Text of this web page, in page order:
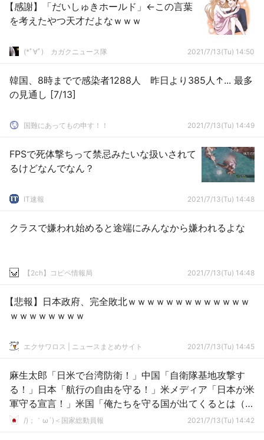
【感謝】「だいしゅきホールド」←この言葉
を考えたやつ天才だよなｗｗｗ
(*ﾟ∀ﾟ)ゞカガクニュース隊 2021/7/13(Tu) 14:50
韓国、8時までで感染者1288人 昨日より385人↑... 最多
の見通し [7/13]
国難にあってもの申す！！ 2021/7/13(Tu) 14:49
FPSで死体撃ちって禁忌みたいな扱いされて
るけどなんでなん？
IT速報 2021/7/13(Tu) 14:48
クラスで嫌われ始めると途端にみんなから嫌われるよな
【2ch】コピペ情報局 2021/7/13(Tu) 14:48
【悲報】日本政府、完全敗北ｗｗｗｗｗｗｗｗｗｗｗｗｗ
ｗｗｗｗｗｗｗｗ
エクサワロス | ニュースまとめサイト 2021/7/13(Tu) 14:45
麻生太郎「日米で台湾防衛！」中国「自衛隊基地攻撃す
る！」日本「航行の自由を守る！」米メディア「日本が米
軍守る宣言！」米国「俺たちを守る国が出てくるとは（驚
愕」→/)；｀ω´)＜国家総動員報 2021/7/13(Tu) 14:42